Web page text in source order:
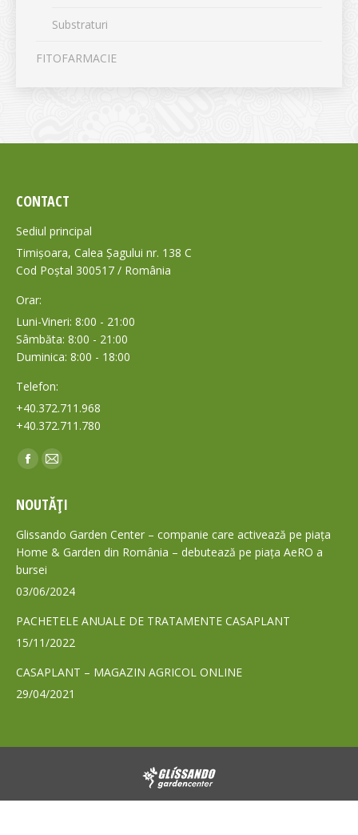
Substraturi
FITOFARMACIE
CONTACT
Sediul principal
Timișoara, Calea Șagului nr. 138 C
Cod Poștal 300517 / România
Orar:
Luni-Vineri: 8:00 - 21:00
Sâmbăta: 8:00 - 21:00
Duminica: 8:00 - 18:00
Telefon:
+40.372.711.968
+40.372.711.780
Find us on:
Facebook
opens
in
new
window
Mail
opens
in
new
NOUTĂȚI
Glissando Garden Center – companie care activează pe piața
Home & Garden din România – debutează pe piața AeRO a
bursei
03/06/2024
PACHETELE ANUALE DE TRATAMENTE CASAPLANT
15/11/2022
CASAPLANT – MAGAZIN AGRICOL ONLINE
29/04/2021